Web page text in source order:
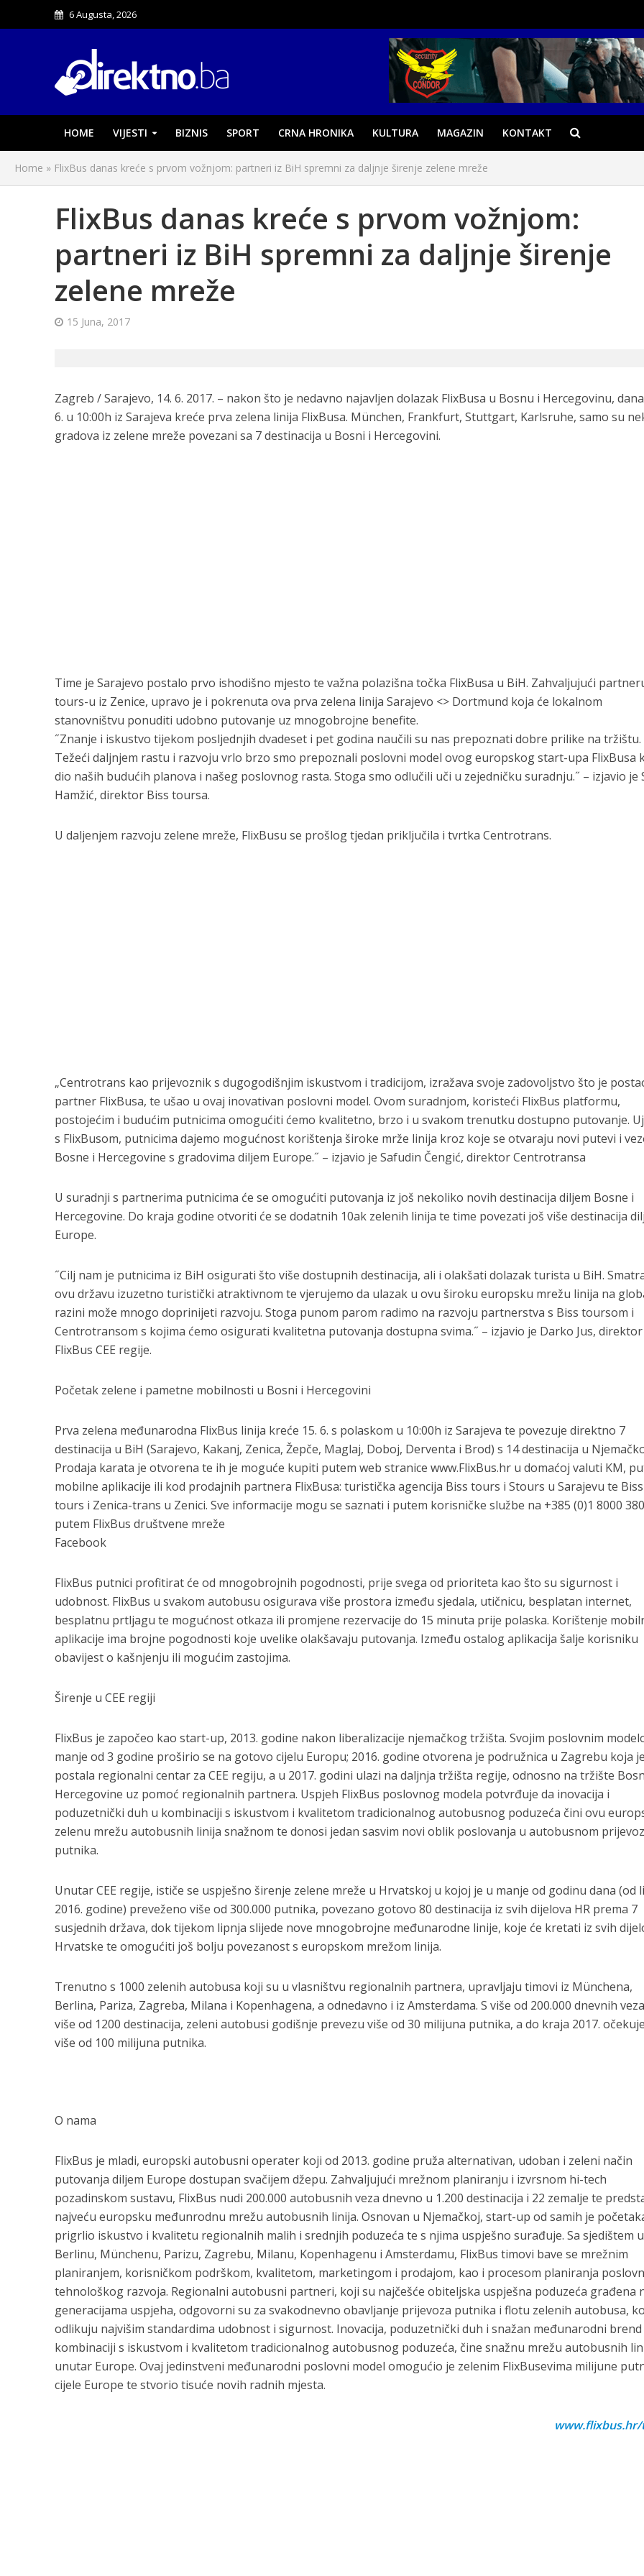
6 Augusta, 2026
HOME VIJESTI BIZNIS SPORT CRNA HRONIKA KULTURA MAGAZIN KONTAKT
Home » FlixBus danas kreće s prvom vožnjom: partneri iz BiH spremni za daljnje širenje zelene mreže
FlixBus danas kreće s prvom vožnjom:
partneri iz BiH spremni za daljnje širenje
zelene mreže
15 Juna, 2017
Zagreb / Sarajevo, 14. 6. 2017. – nakon što je nedavno najavljen dolazak FlixBusa u Bosnu i Hercegovinu,
6. u 10:00h iz Sarajeva kreće prva zelena linija FlixBusa. München, Frankfurt, Stuttgart, Karlsruhe, samo su
gradova iz zelene mreže povezani sa 7 destinacija u Bosni i Hercegovini.
Time je Sarajevo postalo prvo ishodišno mjesto te važna polazišna točka FlixBusa u BiH. Zahvaljujući
tours-u iz Zenice, upravo je i pokrenuta ova prva zelena linija Sarajevo <> Dortmund koja će lokalnom
stanovništvu ponuditi udobno putovanje uz mnogobrojne benefite.
˝Znanje i iskustvo tijekom posljednjih dvadeset i pet godina naučili su nas prepoznati dobre prilike na tržištu.
Težeći daljnjem rastu i razvoju vrlo brzo smo prepoznali poslovni model ovog europskog start-upa FlixBusa
dio naših budućih planova i našeg poslovnog rasta. Stoga smo odlučili uči u zejedničku suradnju.˝ – izjavio je
Hamžić, direktor Biss toursa.
U daljenjem razvoju zelene mreže, FlixBusu se prošlog tjedan priključila i tvrtka Centrotrans.
„Centrotrans kao prijevoznik s dugogodišnjim iskustvom i tradicijom, izražava svoje zadovoljstvo što je
partner FlixBusa, te ušao u ovaj inovativan poslovni model. Ovom suradnjom, koristeći FlixBus platformu,
postojećim i budućim putnicima omogućiti ćemo kvalitetno, brzo i u svakom trenutku dostupno putovanje.
s FlixBusom, putnicima dajemo mogućnost korištenja široke mrže linija kroz koje se otvaraju novi putevi i
Bosne i Hercegovine s gradovima diljem Europe.˝ – izjavio je Safudin Čengić, direktor Centrotransa
U suradnji s partnerima putnicima će se omogućiti putovanja iz još nekoliko novih destinacija diljem Bosne i
Hercegovine. Do kraja godine otvoriti će se dodatnih 10ak zelenih linija te time povezati još više destinacija
Europe.
˝Cilj nam je putnicima iz BiH osigurati što više dostupnih destinacija, ali i olakšati dolazak turista u BiH.
ovu državu izuzetno turistički atraktivnom te vjerujemo da ulazak u ovu široku europsku mrežu linija na
razini može mnogo doprinijeti razvoju. Stoga punom parom radimo na razvoju partnerstva s Biss toursom i
Centrotransom s kojima ćemo osigurati kvalitetna putovanja dostupna svima.˝ – izjavio je Darko Jus, direktor
FlixBus CEE regije.
Početak zelene i pametne mobilnosti u Bosni i Hercegovini
Prva zelena međunarodna FlixBus linija kreće 15. 6. s polaskom u 10:00h iz Sarajeva te povezuje direktno 7
destinacija u BiH (Sarajevo, Kakanj, Zenica, Žepče, Maglaj, Doboj, Derventa i Brod) s 14 destinacija u
Prodaja karata je otvorena te ih je moguće kupiti putem web stranice www.FlixBus.hr u domaćoj valuti KM,
mobilne aplikacije ili kod prodajnih partnera FlixBusa: turistička agencija Biss tours i Stours u Sarajevu te Biss
tours i Zenica-trans u Zenici. Sve informacije mogu se saznati i putem korisničke službe na +385 (0)1 8000
putem FlixBus društvene mreže
Facebook
FlixBus putnici profitirat će od mnogobrojnih pogodnosti, prije svega od prioriteta kao što su sigurnost i
udobnost. FlixBus u svakom autobusu osigurava više prostora između sjedala, utičnicu, besplatan internet,
besplatnu prtljagu te mogućnost otkaza ili promjene rezervacije do 15 minuta prije polaska. Korištenje
aplikacije ima brojne pogodnosti koje uvelike olakšavaju putovanja. Između ostalog aplikacija šalje korisniku
obavijest o kašnjenju ili mogućim zastojima.
Širenje u CEE regiji
FlixBus je započeo kao start-up, 2013. godine nakon liberalizacije njemačkog tržišta. Svojim poslovnim
manje od 3 godine proširio se na gotovo cijelu Europu; 2016. godine otvorena je podružnica u Zagrebu koja
postala regionalni centar za CEE regiju, a u 2017. godini ulazi na daljnja tržišta regije, odnosno na tržište
Hercegovine uz pomoć regionalnih partnera. Uspjeh FlixBus poslovnog modela potvrđuje da inovacija i
poduzetnički duh u kombinaciji s iskustvom i kvalitetom tradicionalnog autobusnog poduzeća čini ovu
zelenu mrežu autobusnih linija snažnom te donosi jedan sasvim novi oblik poslovanja u autobusnom
putnika.
Unutar CEE regije, ističe se uspješno širenje zelene mreže u Hrvatskoj u kojoj je u manje od godinu dana (od
2016. godine) preveženo više od 300.000 putnika, povezano gotovo 80 destinacija iz svih dijelova HR prema 7
susjednih država, dok tijekom lipnja slijede nove mnogobrojne međunarodne linije, koje će kretati iz svih
Hrvatske te omogućiti još bolju povezanost s europskom mrežom linija.
Trenutno s 1000 zelenih autobusa koji su u vlasništvu regionalnih partnera, upravljaju timovi iz Münchena,
Berlina, Pariza, Zagreba, Milana i Kopenhagena, a odnedavno i iz Amsterdama. S više od 200.000 dnevnih
više od 1200 destinacija, zeleni autobusi godišnje prevezu više od 30 milijuna putnika, a do kraja 2017.
više od 100 milijuna putnika.
O nama
FlixBus je mladi, europski autobusni operater koji od 2013. godine pruža alternativan, udoban i zeleni način
putovanja diljem Europe dostupan svačijem džepu. Zahvaljujući mrežnom planiranju i izvrsnom hi-tech
pozadinskom sustavu, FlixBus nudi 200.000 autobusnih veza dnevno u 1.200 destinacija i 22 zemalje te
najveću europsku međunrodnu mrežu autobusnih linija. Osnovan u Njemačkoj, start-up od samih je
prigrlio iskustvo i kvalitetu regionalnih malih i srednjih poduzeća te s njima uspješno surađuje. Sa sjedištem u
Berlinu, Münchenu, Parizu, Zagrebu, Milanu, Kopenhagenu i Amsterdamu, FlixBus timovi bave se mrežnim
planiranjem, korisničkom podrškom, kvalitetom, marketingom i prodajom, kao i procesom planiranja
tehnološkog razvoja. Regionalni autobusni partneri, koji su najčešće obiteljska uspješna poduzeća građena
generacijama uspjeha, odgovorni su za svakodnevno obavljanje prijevoza putnika i flotu zelenih autobusa,
odlikuju najvišim standardima udobnost i sigurnost. Inovacija, poduzetnički duh i snažan međunarodni brend
kombinaciji s iskustvom i kvalitetom tradicionalnog autobusnog poduzeća, čine snažnu mrežu autobusnih
unutar Europe. Ovaj jedinstveni međunarodni poslovni model omogućio je zelenim FlixBusevima milijune
cijele Europe te stvorio tisuće novih radnih mjesta.